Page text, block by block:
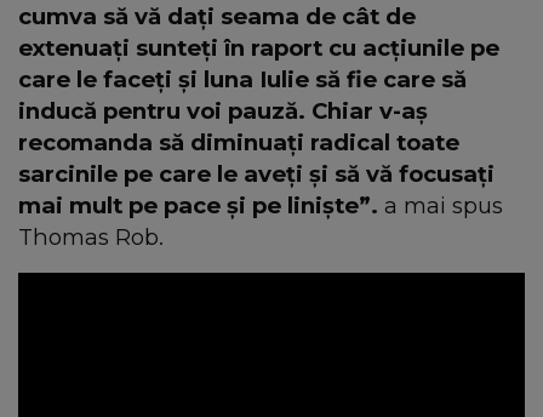
cumva să vă dați seama de cât de
extenuați sunteți în raport cu acțiunile pe
care le faceți și luna Iulie să fie care să
inducă pentru voi pauză. Chiar v-aș
recomanda să diminuați radical toate
sarcinile pe care le aveți și să vă focusați
mai mult pe pace și pe liniște”. a mai spus
Thomas Rob.